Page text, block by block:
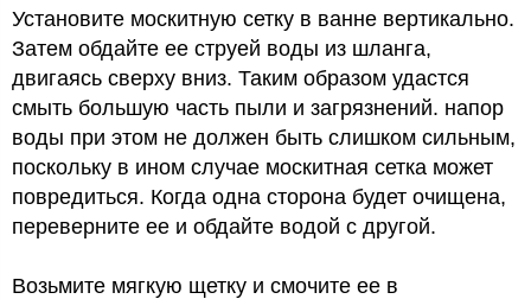
Установите москитную сетку в ванне вертикально.
Затем обдайте ее струей воды из шланга,
двигаясь сверху вниз. Таким образом удастся
смыть большую часть пыли и загрязнений. напор
воды при этом не должен быть слишком сильным,
поскольку в ином случае москитная сетка может
повредиться. Когда одна сторона будет очищена,
переверните ее и обдайте водой с другой.
Возьмите мягкую щетку и смочите ее в